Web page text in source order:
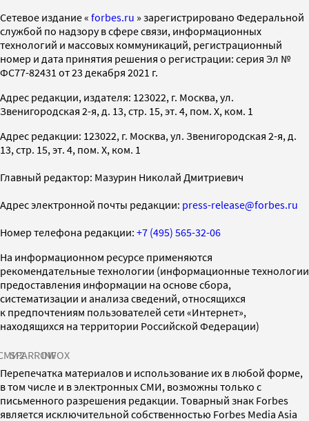
Cетевое издание « forbes.ru » зарегистрировано Федеральной
службой по надзору в сфере связи, информационных
технологий и массовых коммуникаций, регистрационный
номер и дата принятия решения о регистрации: серия Эл №
ФС77-82431 от 23 декабря 2021 г.
Адрес редакции, издателя: 123022, г. Москва, ул.
Звенигородская 2-я, д. 13, стр. 15, эт. 4, пом. X, ком. 1
Адрес редакции: 123022, г. Москва, ул. Звенигородская 2-я, д.
13, стр. 15, эт. 4, пом. X, ком. 1
Главный редактор: Мазурин Николай Дмитриевич
Адрес электронной почты редакции: press-release@forbes.ru
Номер телефона редакции: +7 (495) 565-32-06
На информационном ресурсе применяются
рекомендательные технологии (информационные технологии
предоставления информации на основе сбора,
систематизации и анализа сведений, относящихся
к предпочтениям пользователей сети «Интернет»,
находящихся на территории Российской Федерации)
SPARROWINFOX
Перепечатка материалов и использование их в любой форме,
в том числе и в электронных СМИ, возможны только с
письменного разрешения редакции. Товарный знак Forbes
является исключительной собственностью Forbes Media Asia